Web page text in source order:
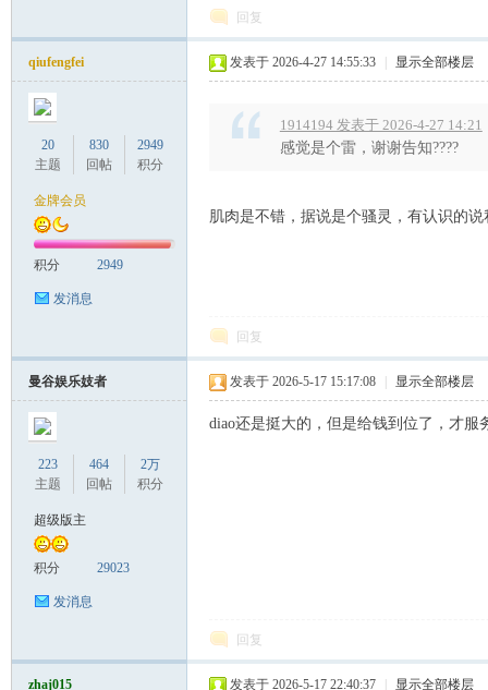
回复
qiufengfei
20
主题
830
回帖
2949
积分
金牌会员
积分 2949
发消息
发表于 2026-4-27 14:55:33 显示全部楼层
1914194 发表于 2026-4-27 14:21
感觉是个雷，谢谢告知????
肌肉是不错，据说是个骚灵，有认识的
回复
曼谷娱乐妓者
223
主题
464
回帖
2万
积分
超级版主
积分 29023
发消息
发表于 2026-5-17 15:17:08 显示全部楼层
diao还是挺大的，但是给钱到位了，才服
回复
zhaj015 发表于 2026-5-17 22:40:37 显示全部楼层